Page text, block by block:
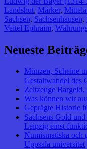
Landshut, Märker,
Sachsen, Sachsenhausen,
Veitel Ephraim,
Neueste
Münzen, Scheine
Gestaltwandel des
Zeitzeuge
Was können wir
Geprägte Historie
Sachsens Gold
Leipzig einst
Numismatiska och
Uppsala universitet